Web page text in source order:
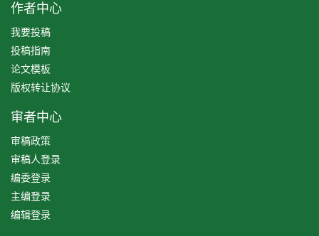
作者中心
我要投稿
投稿指南
论文模板
版权转让协议
审者中心
审稿政策
审稿人登录
编委登录
主编登录
编辑登录